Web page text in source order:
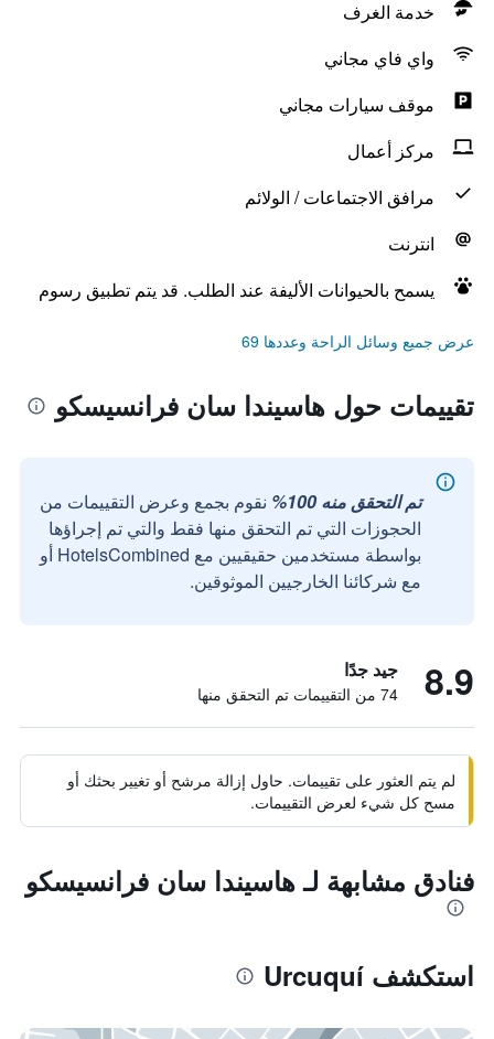
خدمة الغرف
واي فاي مجاني
موقف سيارات مجاني
مركز أعمال
مرافق الاجتماعات / الولائم
انترنت
يسمح بالحيوانات الأليفة عند الطلب. قد يتم تطبيق رسوم
عرض جميع وسائل الراحة وعددها 69
تقييمات حول هاسيندا سان فرانسيسكو
تم التحقق منه 100%
نقوم بجمع وعرض التقييمات من
الحجوزات التي تم التحقق منها فقط والتي تم إجراؤها
بواسطة مستخدمين حقيقيين مع HotelsCombined أو
مع شركائنا الخارجيين الموثوقين.
8.9 جيد جدًا
74 من التقييمات تم التحقق منها
لم يتم العثور على تقييمات. حاول إزالة مرشح أو تغيير بحثك أو
مسح كل شيء لعرض التقييمات.
فنادق مشابهة لـ هاسيندا سان فرانسيسكو
استكشف Urcuquí